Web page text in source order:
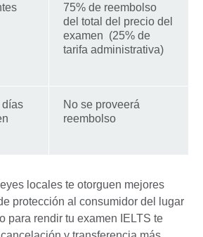
75% de reembolso
del total del precio del
examen (25% de
tarifa administrativa)
días
No se proveerá
reembolso
locales te otorguen mejores
protección al consumidor del lugar
para rendir tu examen IELTS te